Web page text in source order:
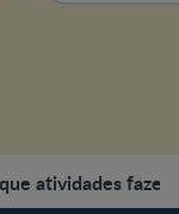
atividades fazer